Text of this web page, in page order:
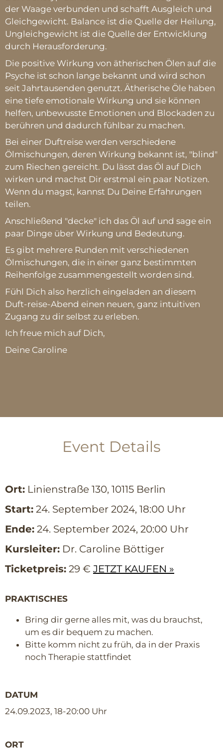
der Waage verbunden und schafft Ausgleich und
Gleichgewicht. Balance ist die Quelle der Heilung,
Ungleichgewicht ist die Quelle der Entwicklung
durch Herausforderung.
Die positive Wirkung von ätherischen Ölen auf die
Psyche ist schon lange bekannt und wird schon
seit Jahrtausenden genutzt. Ätherische Öle haben
eine tiefe emotionale Wirkung und sie können
helfen, unbewusste Emotionen und Blockaden zu
berühren und dadurch fühlbar zu machen.
Bei einer Duftreise werden verschiedene
Ölmischungen, deren Wirkung bekannt ist, "blind"
zum Riechen gereicht. Du lässt das Öl auf Dich
wirken und machst Dir erstmal ein paar Notizen.
Wenn du magst, kannst Du Deine Erfahrungen
teilen.
Anschließend "decke" ich das Öl auf und sage ein
paar Dinge über Wirkung und Bedeutung.
Es gibt mehrere Runden mit verschiedenen
Ölmischungen, die in einer ganz bestimmten
Reihenfolge zusammengestellt worden sind.
Fühl Dich also herzlich eingeladen an diesem
Duft-reise-Abend einen neuen, ganz intuitiven
Zugang zu dir selbst zu erleben.
Ich freue mich auf Dich,
Deine Caroline
Event Details
Ort: Linienstraße 130, 10115 Berlin
Start: 24. September 2024, 18:00 Uhr
Ende: 24. September 2024, 20:00 Uhr
Kursleiter: Dr. Caroline Böttiger
Ticketpreis: 29 € JETZT KAUFEN »
PRAKTISCHES
Bring dir gerne alles mit, was du brauchst,
um es dir bequem zu machen.
Bitte komm nicht zu früh, da in der Praxis
noch Therapie stattfindet
DATUM
24.09.2023, 18-20:00 Uhr
ORT